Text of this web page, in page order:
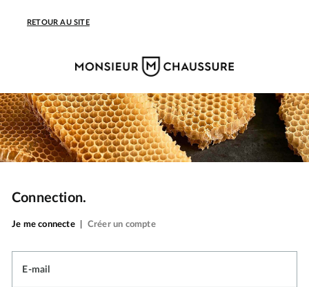
RETOUR AU SITE
Connection.
Je me connecte Créer un compte
E-mail